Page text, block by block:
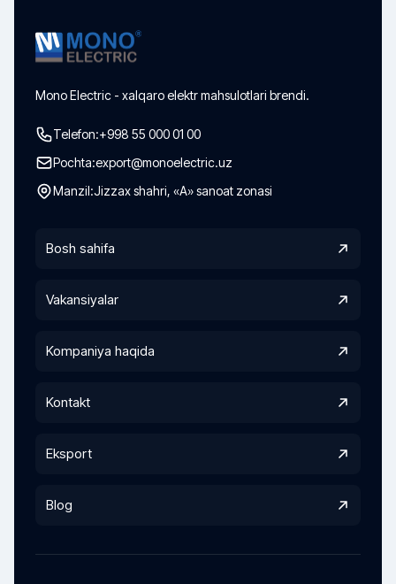
Mono Electric - xalqaro elektr mahsulotlari brendi.
Telefon:+998 55 000 01 00
Pochta:export@monoelectric.uz
Manzil:Jizzax shahri, «A» sanoat zonasi
Bosh sahifa
Vakansiyalar
Kompaniya haqida
Kontakt
Eksport
Blog